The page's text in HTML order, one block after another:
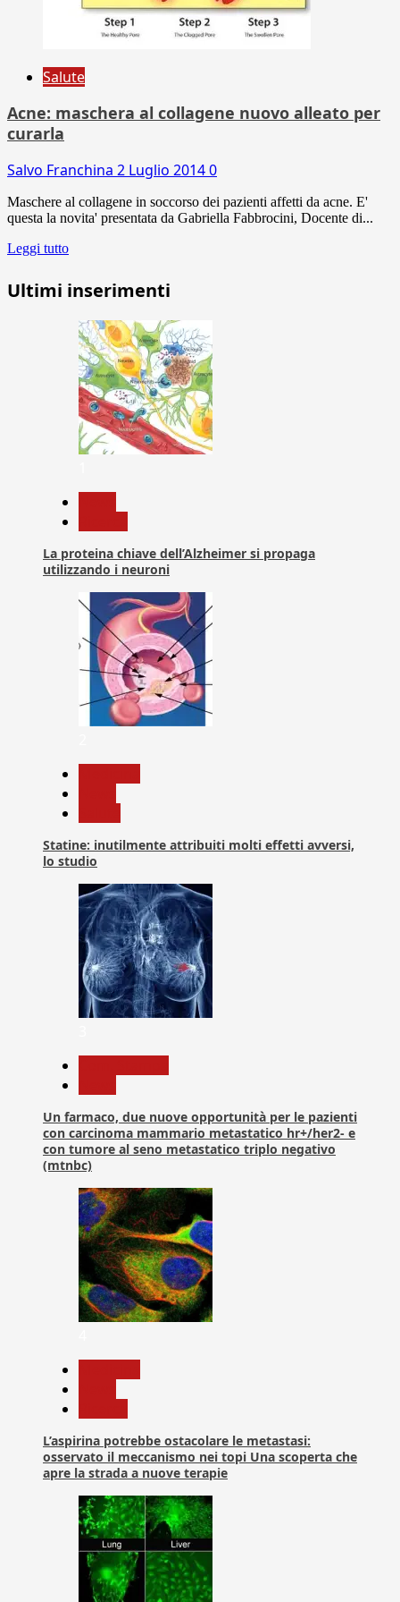
Salute
Acne: maschera al collagene nuovo alleato per
curarla
Salvo Franchina 2 Luglio 20140
Maschere al collagene in soccorso dei pazienti affetti da acne. E'
questa la novita' presentata da Gabriella Fabbrocini, Docente di...
Leggi tutto
Ultimi inserimenti
La proteina chiave dell’Alzheimer si propaga
utilizzando i neuroni
Statine: inutilmente attribuiti molti effetti avversi,
lo studio
Un farmaco, due nuove opportunità per le pazienti
con carcinoma mammario metastatico hr+/her2- e
con tumore al seno metastatico triplo negativo
(mtnbc)
L’aspirina potrebbe ostacolare le metastasi:
osservato il meccanismo nei topi Una scoperta che
apre la strada a nuove terapie